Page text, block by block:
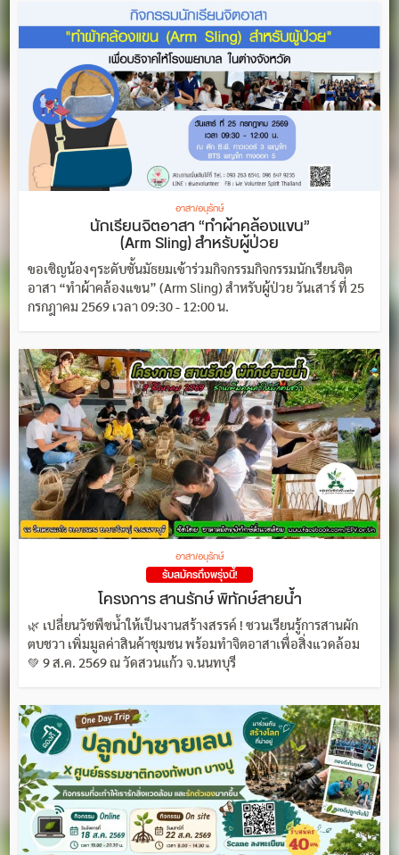
อาสา/อนุรักษ์
นักเรียนจิตอาสา “ทำผ้าคล้องแขน”
(Arm Sling) สำหรับผู้ป่วย
ขอเชิญน้องๆระดับชั้นมัธยมเข้าร่วมกิจกรรมกิจกรรมนักเรียนจิต
อาสา “ทำผ้าคล้องแขน” (Arm Sling) สำหรับผู้ป่วย วันเสาร์ ที่ 25
กรกฎาคม 2569 เวลา 09:30 - 12:00 น.
อาสา/อนุรักษ์
รับสมัครถึงพรุ่งนี้!
โครงการ สานรักษ์ พิทักษ์สายน้ำ
🌿 เปลี่ยนวัชพืชน้ำให้เป็นงานสร้างสรรค์ ! ชวนเรียนรู้การสานผัก
ตบชวา เพิ่มมูลค่าสินค้าชุมชน พร้อมทำจิตอาสาเพื่อสิ่งแวดล้อม
💚 9 ส.ค. 2569 ณ วัดสวนแก้ว จ.นนทบุรี